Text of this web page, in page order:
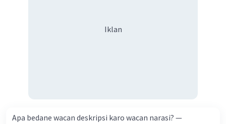
Iklan
Apa bedane wacan deskripsi karo wacan narasi? —